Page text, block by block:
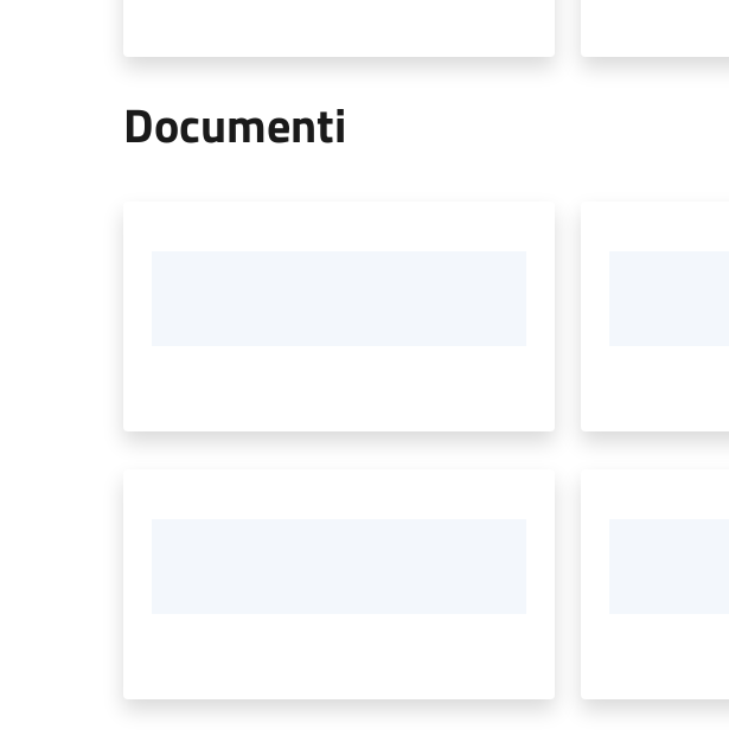
Documenti